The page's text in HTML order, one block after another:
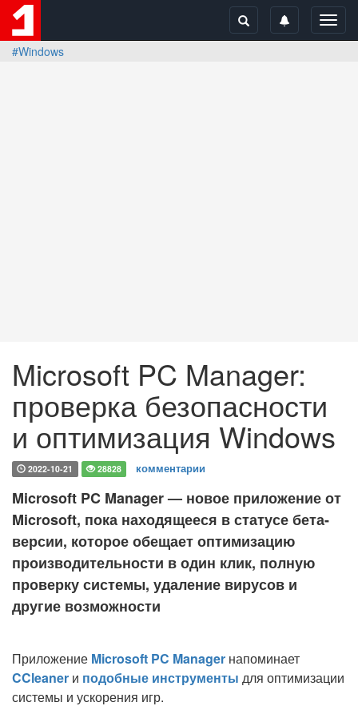
#Windows
Microsoft PC Manager:
проверка безопасности
и оптимизация Windows
2022-10-21 28828 комментарии
Microsoft PC Manager — новое приложение от
Microsoft, пока находящееся в статусе бета-
версии, которое обещает оптимизацию
производительности в один клик, полную
проверку системы, удаление вирусов и
другие возможности
Приложение Microsoft PC Manager напоминает
CCleaner и подобные инструменты для оптимизации
системы и ускорения игр.